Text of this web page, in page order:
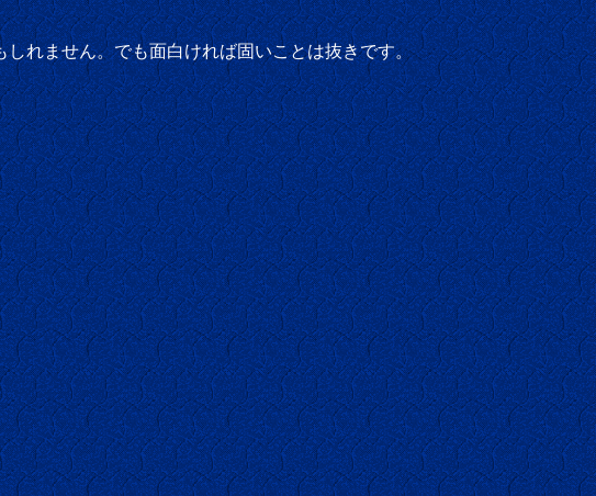
れません。でも面白ければ固いことは抜きです。